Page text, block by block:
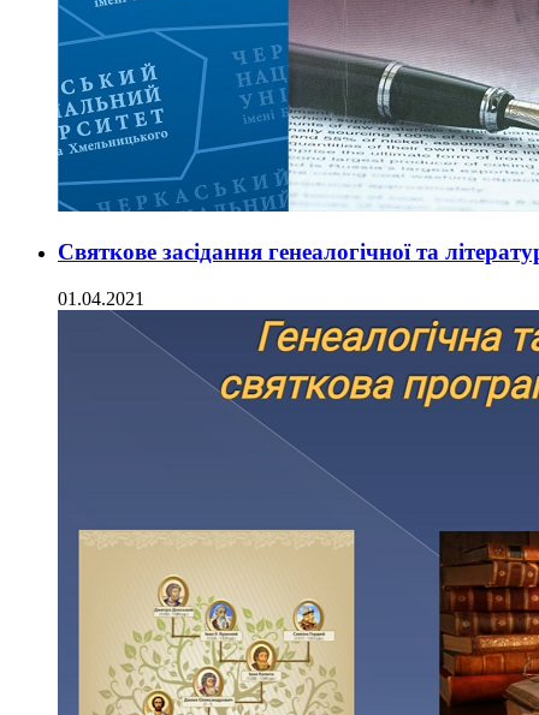
Святкове засідання генеалогічної та
01.04.2021